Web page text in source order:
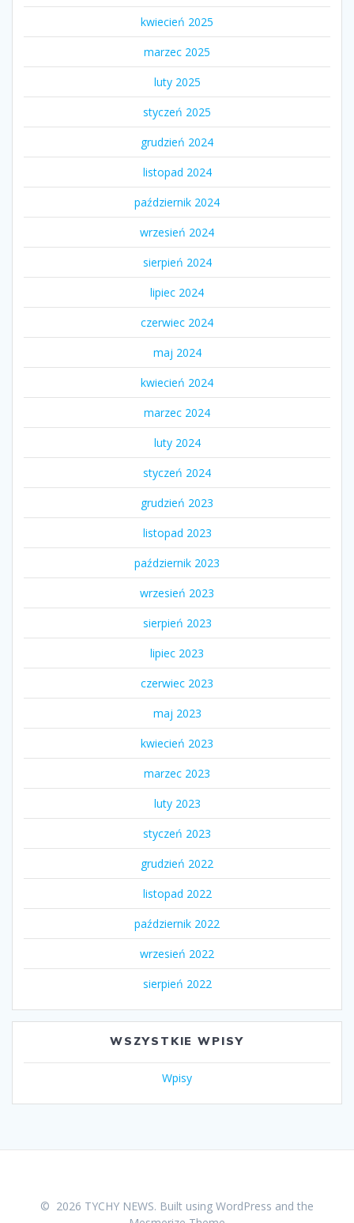
kwiecień 2025
marzec 2025
luty 2025
styczeń 2025
grudzień 2024
listopad 2024
październik 2024
wrzesień 2024
sierpień 2024
lipiec 2024
czerwiec 2024
maj 2024
kwiecień 2024
marzec 2024
luty 2024
styczeń 2024
grudzień 2023
listopad 2023
październik 2023
wrzesień 2023
sierpień 2023
lipiec 2023
czerwiec 2023
maj 2023
kwiecień 2023
marzec 2023
luty 2023
styczeń 2023
grudzień 2022
listopad 2022
październik 2022
wrzesień 2022
sierpień 2022
WSZYSTKIE WPISY
Wpisy
© 2026 TYCHY NEWS. Built using WordPress and the